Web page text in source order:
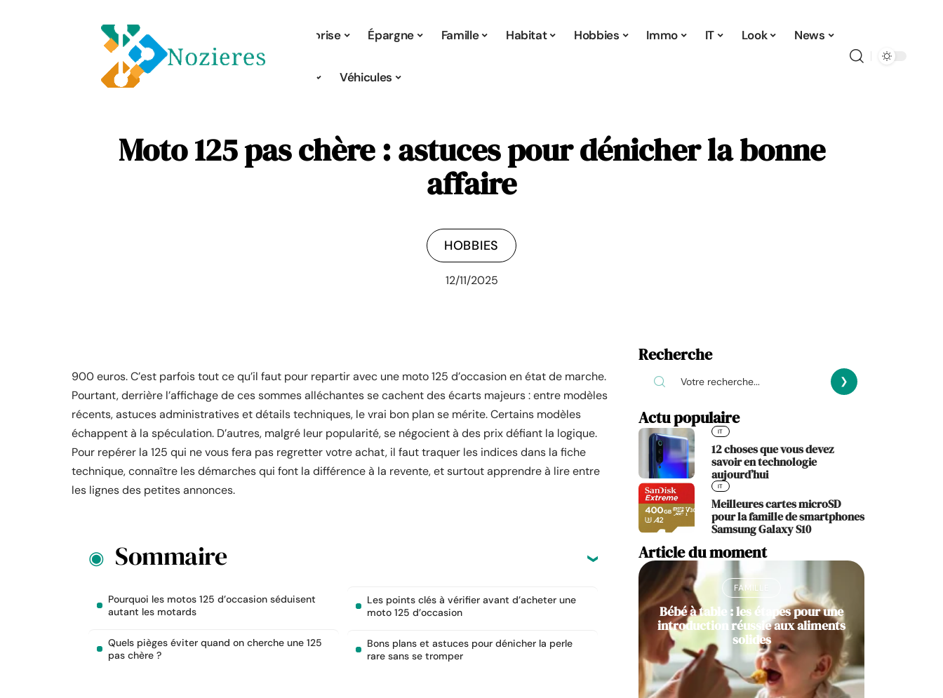
Entreprise Épargne Famille Habitat Hobbies Immo IT Look News
Véhicules
Moto 125 pas chère : astuces pour dénicher la bonne
affaire
HOBBIES
12/11/2025
900 euros. C’est parfois tout ce qu’il faut pour repartir avec une moto 125 d’occasion en état de marche.
Pourtant, derrière l’affichage de ces sommes alléchantes se cachent des écarts majeurs : entre modèles
récents, astuces administratives et détails techniques, le vrai bon plan se mérite. Certains modèles
échappent à la spéculation. D’autres, malgré leur popularité, se négocient à des prix défiant la logique.
Pour repérer la 125 qui ne vous fera pas regretter votre achat, il faut traquer les indices dans la fiche
technique, connaître les démarches qui font la différence à la revente, et surtout apprendre à lire entre
les lignes des petites annonces.
Sommaire
Pourquoi les motos 125 d’occasion séduisent
autant les motards
Quels pièges éviter quand on cherche une 125
pas chère ?
Les points clés à vérifier avant d’acheter une
moto 125 d’occasion
Bons plans et astuces pour dénicher la perle
rare sans se tromper
Recherche
Actu populaire
IT
12 choses que vous devez
savoir en technologie
aujourd’hui
IT
Meilleures cartes microSD
pour la famille de smartphones
Samsung Galaxy S10
Article du moment
FAMILLE
Bébé à table : les étapes pour une
introduction réussie aux aliments
solides